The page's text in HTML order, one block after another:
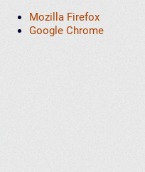
Mozilla Firefox
Google Chrome